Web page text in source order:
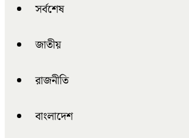
সর্বশেষ
জাতীয়
রাজনীতি
বাংলাদেশ